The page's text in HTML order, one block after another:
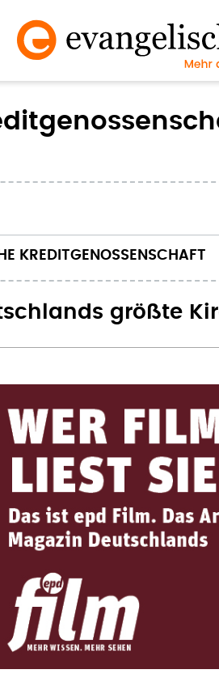
KREDITGENOSSENSCHAFT
größte